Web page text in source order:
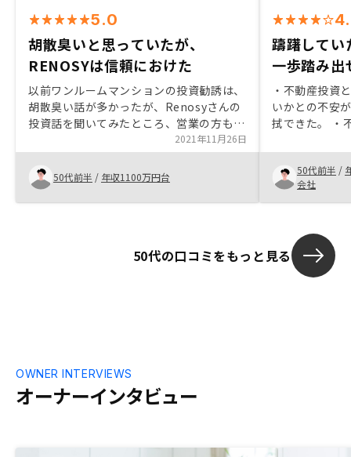
5.0
胡散臭いと思っていたが、
RENOSYは信頼におけた
以前ワンルームマンションの投資勧誘は、
胡散臭い話が多かったが、Renosyさんの
投資話を聞いてみたところ、営業の方も誠
実で我々顧客の立場に立ち、色々ご提案頂
いたので信頼して物件購入させて頂いた。
手続きのデジタル化
2021年11月26日
50代前半 / 年収1100万円台
躊躇してい
一歩踏み出
・不動産投資
いかとの不安
拭できた。 ・
で躊躇してい
説明してくれ
50代前半 /
会社
50代の口コミをもっと見る
オーナーインタビュー
OWNER INTERVIEWS